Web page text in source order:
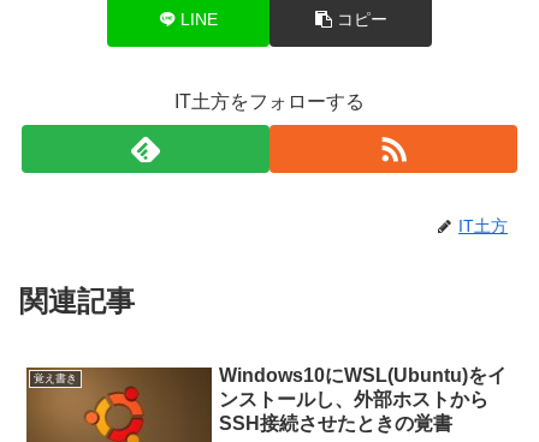
LINE コピー
IT土方をフォローする
IT土方
関連記事
覚え書き
Windows10にWSL(Ubuntu)をイ
ンストールし、外部ホストから
SSH接続させたときの覚書